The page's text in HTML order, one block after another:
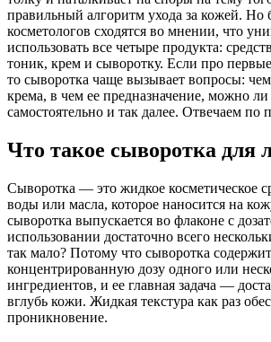
правильный алгоритм ухода за кожей. Но
косметологов сходятся во мнении, что
использовать все четыре продукта:
тоник, крем и сыворотку. Если про
то сыворотка чаще вызывает вопросы: чем
крема, в чем ее предназначение, можно ли
самостоятельно и так далее. Отвечаем по
Что такое сыворотка для
Сыворотка — это жидкое косметическое
воды или масла, которое наносится на
сыворотка выпускается во флаконе с
использовании достаточно всего
так мало? Потому что сыворотка содержит
концентрированную дозу одного или
ингредиентов, и ее главная задача —
вглубь кожи. Жидкая текстура как раз
проникновение.